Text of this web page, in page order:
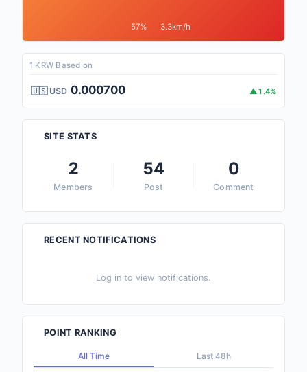
57% 3.3km/h
1 KRW Based on
🇺🇸 USD 0.000700 ▲1.4%
SITE STATS
2
Members
54
Post
0
Comment
RECENT NOTIFICATIONS
Log in to view notifications.
POINT RANKING
All Time Last 48h